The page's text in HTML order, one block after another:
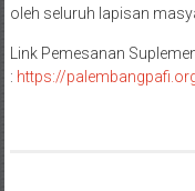
oleh seluruh lapisan
Link Pemesanan
: https://